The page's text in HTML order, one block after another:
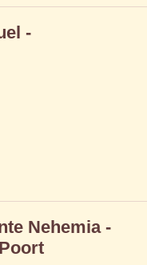
-
Nehemia -